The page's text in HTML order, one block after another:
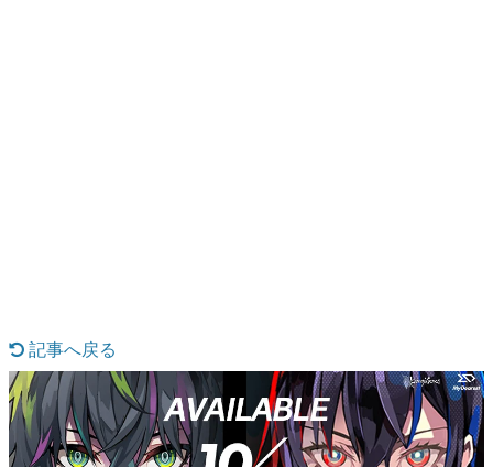
なんでゲームは面白い？
ゲーム開発者・hamatsu氏がゲームの魅力を画面や操作の
具体的な形から解き明かしていく、硬派で骨太な評論連載
です。
記事へ戻る